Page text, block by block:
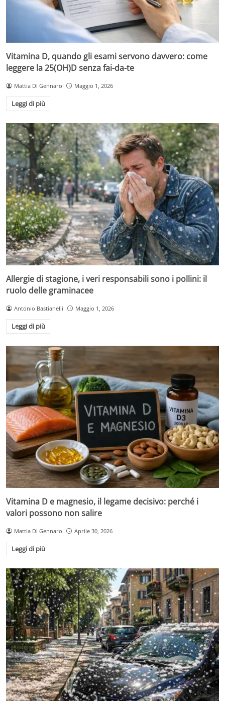
Vitamina D, quando gli esami servono davvero: come
leggere la 25(OH)D senza fai-da-te
Mattia Di Gennaro Maggio 1, 2026
Leggi di più
Allergie di stagione, i veri responsabili sono i pollini: il
ruolo delle graminacee
Antonio Bastianelli Maggio 1, 2026
Leggi di più
Vitamina D e magnesio, il legame decisivo: perché i
valori possono non salire
Mattia Di Gennaro Aprile 30, 2026
Leggi di più